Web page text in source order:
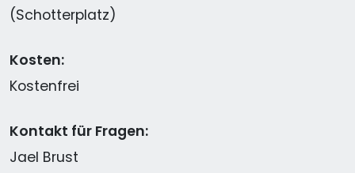
(Schotterplatz)
Kosten:
Kostenfrei
Kontakt für Fragen:
Jael Brust